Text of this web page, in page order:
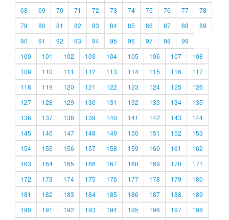
68
69 70 71 72 73 74 75 76 77
78
79
80 81 82 83 84 85 86 87 88
89
90
91 92 93 94 95 96 97 98
99
100
101 102 103 104 105 106 107
108
109
110 111 112 113 114 115 116
117
118
119 120 121 122 123 124 125
126
127
128 129 130 131 132 133 134
135
136
137 138 139 140 141 142 143
144
145
146 147 148 149 150 151 152
153
154
155 156 157 158 159 160 161
162
163
164 165 166 167 168 169 170
171
172
173 174 175 176 177 178 179
180
181
182 183 184 185 186 187 188
189
190
191 192 193 194 195 196 197
198